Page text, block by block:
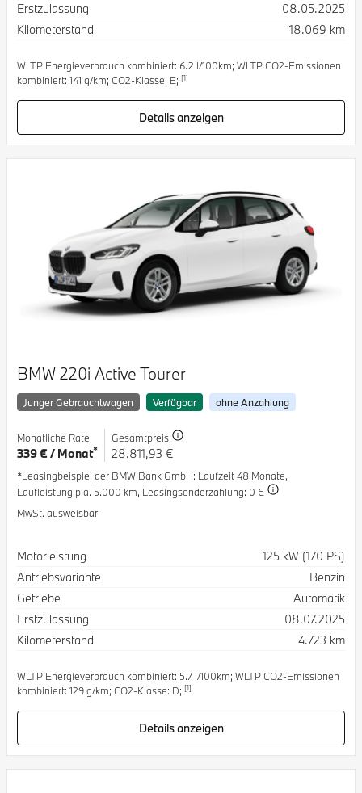
Erstzulassung
08.05.2025
Kilometerstand
18.069 km
WLTP Energieverbrauch kombiniert: 6.2 l/100km; WLTP CO2-Emissionen
kombiniert: 141 g/km; CO2-Klasse: E; [1]
Details anzeigen
BMW 220i Active Tourer
Junger Gebrauchtwagen Verfügbar ohne Anzahlung
Monatliche Rate
339 € / Monat*
Gesamtpreis
28.811,93 €
*Leasingbeispiel der BMW Bank GmbH: Laufzeit 48 Monate,
Laufleistung p.a. 5.000 km, Leasingsonderzahlung: 0 €
MwSt. ausweisbar
Spezifikation
Motorleistung
125 kW (170 PS)
Antriebsvariante
Benzin
Getriebe
Automatik
Erstzulassung
08.07.2025
Kilometerstand
4.723 km
WLTP Energieverbrauch kombiniert: 5.7 l/100km; WLTP CO2-Emissionen
kombiniert: 129 g/km; CO2-Klasse: D; [1]
Details anzeigen